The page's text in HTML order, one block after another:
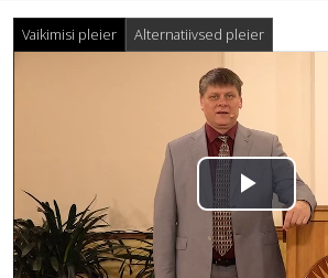
Vaikimisi pleier Alternatiivsed pleier
Esita
video